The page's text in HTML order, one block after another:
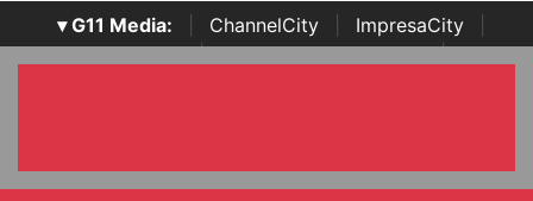
▾ G11 Media: ChannelCity ImpresaCity
SecurityOpenLab | Italian Channel Awards | Italian